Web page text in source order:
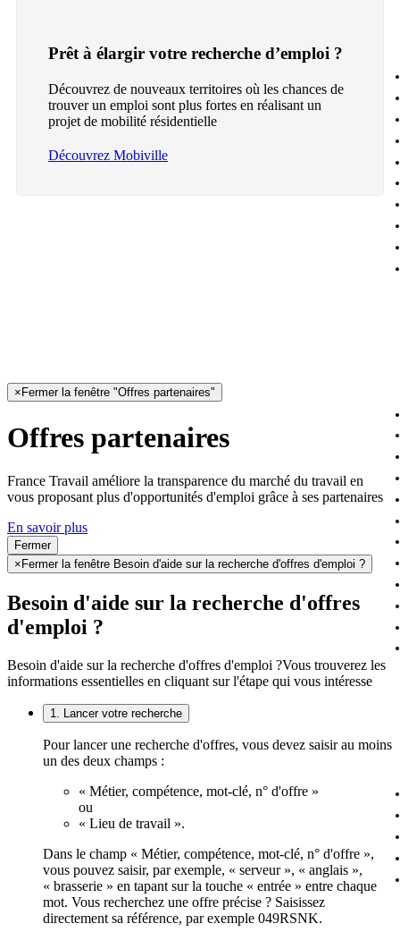
Prêt à élargir votre recherche d’emploi ?
Découvrez de nouveaux territoires où les chances de
trouver un emploi sont plus fortes en réalisant un
projet de mobilité résidentielle
Découvrez Mobiville
× Fermer la fenêtre "Offres partenaires"
Offres partenaires
France Travail améliore la transparence du marché du travail en
vous proposant plus d'opportunités d'emploi grâce à ses partenaires
En savoir plus
Fermer
× Fermer la fenêtre Besoin d'aide sur la recherche d'offres d'emploi ?
Besoin d'aide sur la recherche d'offres
d'emploi ?
Besoin d'aide sur la recherche d'offres d'emploi ?Vous trouverez les
informations essentielles en cliquant sur l'étape qui vous intéresse
1. Lancer votre recherche
Pour lancer une recherche d'offres, vous devez saisir au moins
un des deux champs :
« Métier, compétence, mot-clé, n° d'offre »
ou
« Lieu de travail ».
Dans le champ « Métier, compétence, mot-clé, n° d'offre »,
vous pouvez saisir, par exemple, « serveur », « anglais »,
« brasserie » en tapant sur la touche « entrée » entre chaque
mot. Vous recherchez une offre précise ? Saisissez
directement sa référence, par exemple 049RSNK.